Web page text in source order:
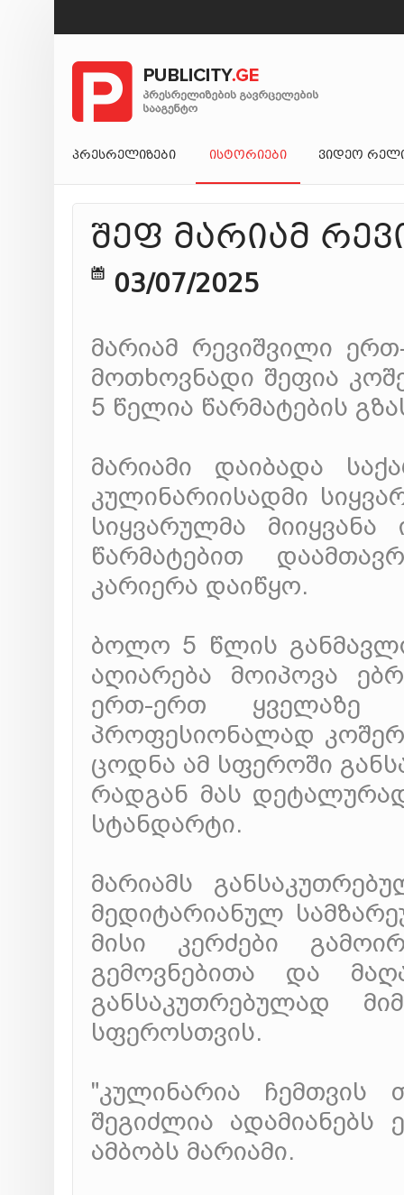
ᲞᲠᲔᲡᲠᲔᲚᲘᲖᲔᲑᲘ ᲘᲡᲢᲝᲠᲘᲔᲑᲘ ᲕᲘᲓᲔᲝ
შეფ მარიამ
03/07/2025
მარიამ რევიშვილი
მოთხოვნადი შეფია
5 წელია წარმატების
მარიამი დაიბადა
კულინარიისადმი
სიყვარულმა
წარმატებით
კარიერა დაიწყო.
ბოლო 5 წლის
აღიარება მოიპოვა
ერთ-ერთ ყველაზე
პროფესიონალად კოშერ
ცოდნა ამ სფეროში
რადგან მას
სტანდარტი.
მარიამს
მედიტარიანულ
მისი კერძები
გემოვნებითა და
განსაკუთრებულად
სფეროსთვის.
"კულინარია ჩემთვის
შეგიძლია ადამიანებს
ამბობს მარიამი.